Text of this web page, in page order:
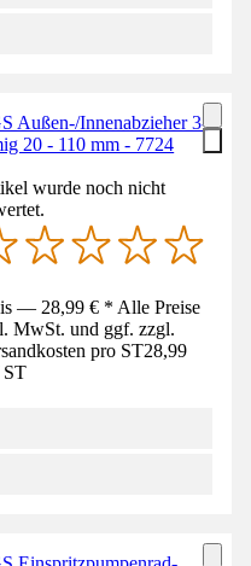
Außen-/Innenabzieher 3-
20 - 110 mm - 7724
wurde noch nicht
— 28,99 € * Alle Preise
MwSt. und ggf. zzgl.
pro ST28,99
ST